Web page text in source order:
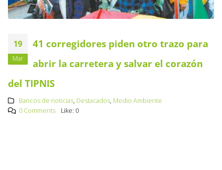
19
Mar
41 corregidores piden otro trazo para
abrir la carretera y salvar el corazón
del TIPNIS
Bancos de noticias, Destacados, Medio Ambiente
0 Comments
Like: 0